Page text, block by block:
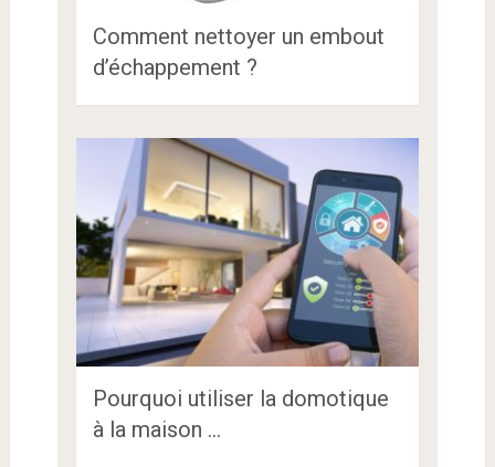
Comment nettoyer un embout
d’échappement ?
Pourquoi utiliser la domotique
à la maison …